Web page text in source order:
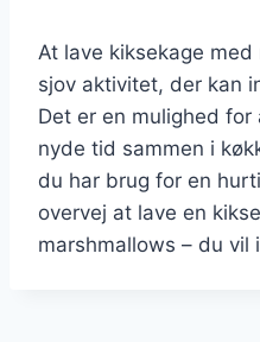
At lave kiksekage
sjov aktivitet, der kan
Det er en mulighed
nyde tid sammen i
du har brug for en
overvej at lave en
marshmallows – du